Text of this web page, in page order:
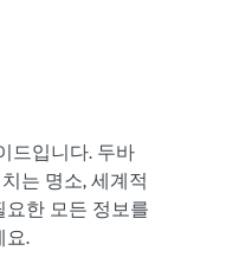
드입니다. 두바
는 명소, 세계적
한 모든 정보를
요.